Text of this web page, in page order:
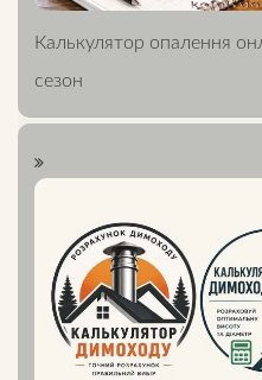
Калькулятор опалення
сезон